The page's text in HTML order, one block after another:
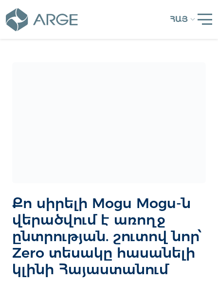
ՀԱՅ
Քո սիրելի Mogu Mogu-ն
վերածվում է առողջ
ընտրության. շուտով նոր՝
Zero տեսակը հասանելի
կլինի Հայաստանում